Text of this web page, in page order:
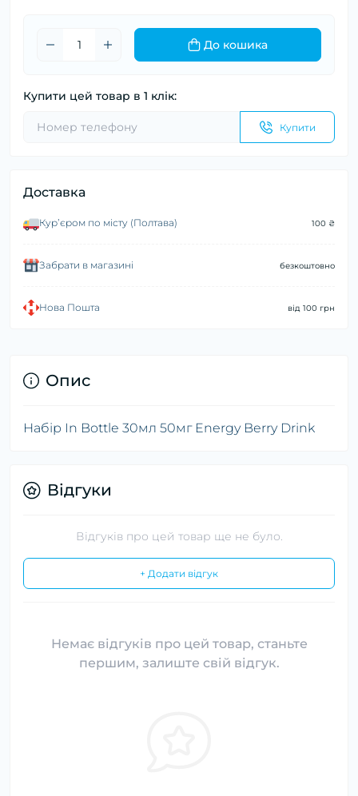
До кошика
Купити цей товар в 1 клік:
Купити
Доставка
Курʼєром по місту (Полтава) 100 ₴
Забрати в магазині безкоштовно
Нова Пошта від 100 грн
Опис
Набір In Bottle 30мл 50мг Energy Berry Drink
Відгуки
Відгуків про цей товар ще не було.
+ Додати відгук
Немає відгуків про цей товар, станьте
першим, залиште свій відгук.